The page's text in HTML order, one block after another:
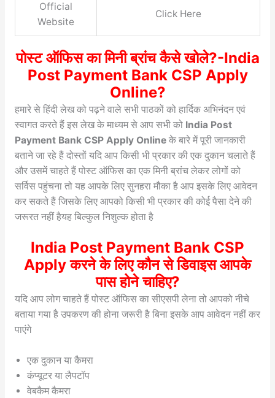
Official
Website
Click Here
पोस्ट ऑफिस का मिनी ब्रांच कैसे खोले?-India
Post Payment Bank CSP Apply
Online?
हमारे से हिंदी लेख को पढ़ने वाले सभी पाठकों को हार्दिक अभिनंदन एवं
स्वागत करते हैं इस लेख के माध्यम से आप सभी को India Post
Payment Bank CSP Apply Online के बारे में पूरी जानकारी
बताने जा रहे हैं दोस्तों यदि आप किसी भी प्रकार की एक दुकान चलाते हैं
और उसमें चाहते हैं पोस्ट ऑफिस का एक मिनी ब्रांच लेकर लोगों को
सर्विस पहुंचना तो यह आपके लिए सुनहरा मौका है आप इसके लिए आवेदन
कर सकते हैं जिसके लिए आपको किसी भी प्रकार की कोई पैसा देने की
जरूरत नहीं हैयह बिल्कुल निशुल्क होता है
India Post Payment Bank CSP
Apply करने के लिए कौन से डिवाइस आपके
पास होने चाहिए?
यदि आप लोग चाहते हैं पोस्ट ऑफिस का सीएसपी लेना तो आपको नीचे
बताया गया है उपकरण की होना जरूरी है बिना इसके आप आवेदन नहीं कर
पाएंगे
एक दुकान या कैमरा
कंप्यूटर या लैपटॉप
वेबकैम कैमरा